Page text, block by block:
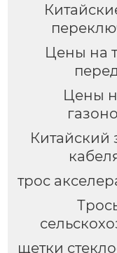
Цены на
Цены
Китайский
трос
щетки